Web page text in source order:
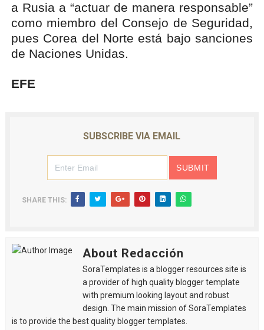
a Rusia a “actuar de manera responsable”
como miembro del Consejo de Seguridad,
pues Corea del Norte está bajo sanciones
de Naciones Unidas.
EFE
SUBSCRIBE VIA EMAIL
SHARE THIS:
About Redacción
SoraTemplates is a blogger resources site is
a provider of high quality blogger template
with premium looking layout and robust
design. The main mission of SoraTemplates
is to provide the best quality blogger templates.